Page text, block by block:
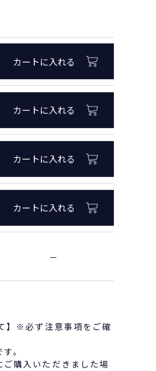
カートに入れる
カートに入れる
カートに入れる
カートに入れる
—
】※必ず注意事項をご確
。
購入いただきました場